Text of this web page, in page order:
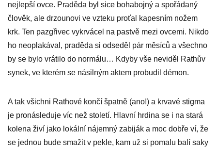
nejlepší ovce. Praděda byl sice bohabojný a spořádaný
člověk, ale drzounovi ve vzteku proťal kapesním nožem
krk. Ten pazgřivec vykrvácel na pastvě mezi ovcemi. Nikdo
ho neoplakával, praděda si odseděl pár měsíců a všechno
by se bylo vrátilo do normálu… Kdyby vše neviděl Rathův
synek, ve kterém se násilným aktem probudil démon.
A tak všichni Rathové končí špatně (ano!) a krvavé stigma
je pronásleduje víc než století. Hlavní hrdina se i na stará
kolena živí jako lokální nájemný zabiják a moc dobře ví, že
se jednou bude smažit v pekle, kam už si pomalu balí saky